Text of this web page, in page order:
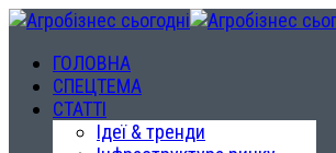
ГОЛОВНА
СПЕЦТЕМА
СТАТТІ
Ідеї & тренди